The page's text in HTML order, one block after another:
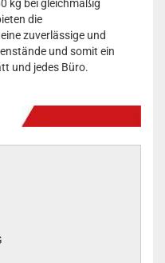
kg bei gleichmäßig
die
zuverlässige und
und somit ein
und jedes Büro.